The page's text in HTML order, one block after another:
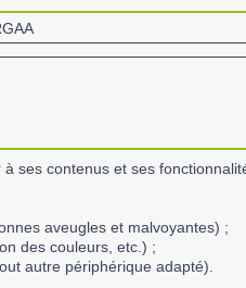
ses contenus et ses
aveugles et malvoyantes) ;
des couleurs, etc.) ;
autre périphérique adapté).